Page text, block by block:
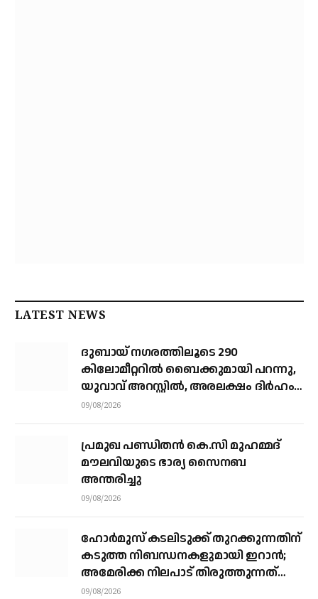
LATEST NEWS
ദുബായ് ന​ഗരത്തിലൂടെ 290
കിലോമീറ്ററില്‍ ബൈക്കുമായി പറന്നു,
യുവാവ് അറസ്റ്റിൽ, അരലക്ഷം ദിർഹം
പിഴ
09/08/2026
പ്രമുഖ പണ്ഡിതൻ കെ.സി മുഹമ്മദ്
മൗലവിയുടെ ഭാര്യ സൈനബ
അന്തരിച്ചു
09/08/2026
ഹോര്‍മുസ് കടലിടുക്ക് തുറക്കുന്നതിന്
കടുത്ത നിബന്ധനകളുമായി ഇറാന്‍;
അമേരിക്ക നിലപാട് തിരുത്തുന്നത്
വരെ തുറക്കില്ലെന്ന് കൗണ്‍സില്‍
09/08/2026